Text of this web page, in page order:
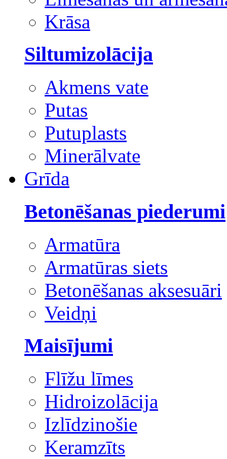
Krāsa
Siltumizolācija
Akmens vate
Putas
Putuplasts
Minerālvate
Grīda
Betonēšanas piederumi
Armatūra
Armatūras siets
Betonēšanas aksesuāri
Veidņi
Maisījumi
Flīžu līmes
Hidroizolācija
Izlīdzinošie
Keramzīts